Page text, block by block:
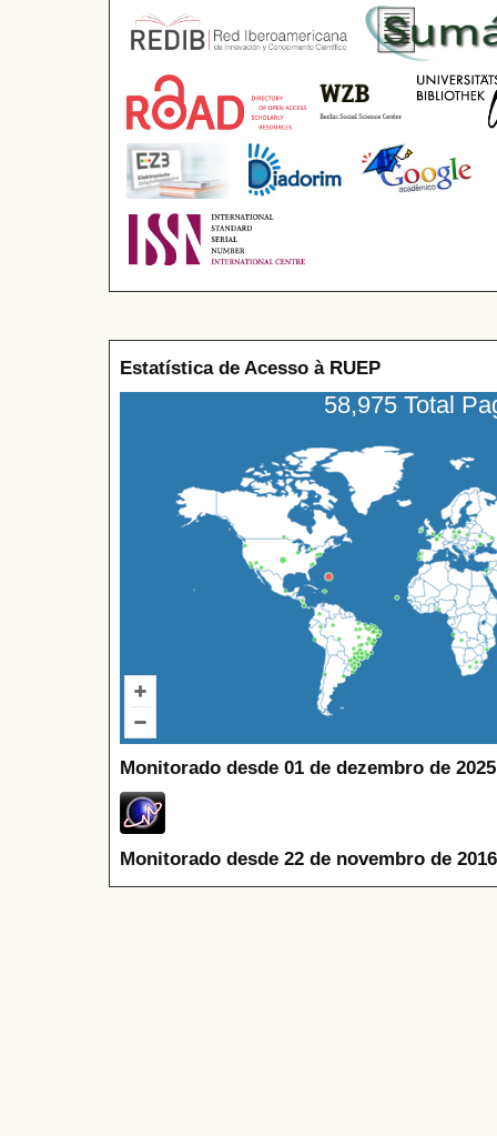
Estatística de Acesso à RUEP
58,975 Total
Monitorado desde 01 de dezembro de
Monitorado desde 22 de novembro de